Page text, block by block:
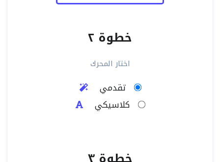
خطوة ٢
اختار المحرك
تقدمي
كلاسيكي